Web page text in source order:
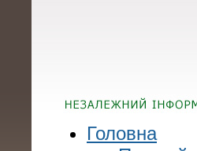
Головна